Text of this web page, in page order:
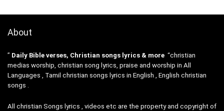
About
” Daily Bible verses, Christian songs lyrics & more “christian
medias worship, christian song lyrics, praise and worship in All
Languages , Tamil christian songs lyrics in English , English christian
songs .
All christian Songs lyrics , videos etc are the property and copyright of